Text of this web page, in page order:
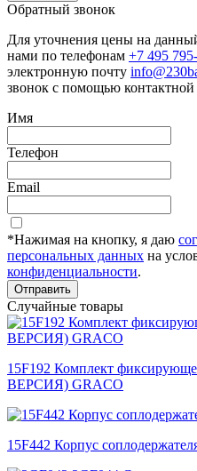
Обратный звонок
Для уточнения цены на
нами по телефонам +7 495
электронную почту
звонок с помощью
Имя
Телефон
Email
*Нажимая на кнопку, я даю
персональных данных на
конфиденциальности.
Отправить
Случайные товары
15F192 Комплект
ВЕРСИЯ) GRACO
15F442 Корпус